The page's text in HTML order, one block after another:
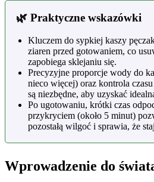
🌿 Praktyczne wskazówki
Kluczem do sypkiej kaszy
ziaren przed gotowaniem, co
zapobiega sklejaniu się.
Precyzyjne proporcje wody do
nieco więcej) oraz kontrola
są niezbędne, aby uzyskać
Po ugotowaniu, krótki czas
przykryciem (około 5 minut)
pozostałą wilgoć i sprawia, że
Wprowadzenie do